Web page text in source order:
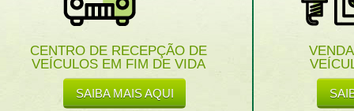
CENTRO DE RECEPÇÃO DE
VEÍCULOS EM FIM DE VIDA
SAIBA MAIS AQUI